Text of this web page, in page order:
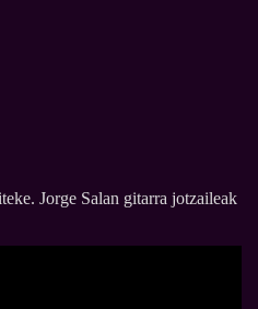
Jorge Salan gitarra jotzaileak